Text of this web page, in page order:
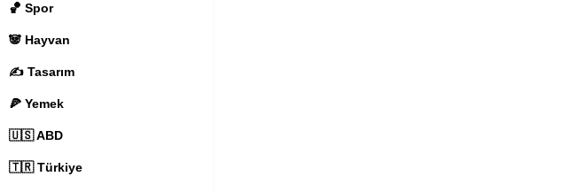
🏀 Spor
🐼 Hayvan
✍️ Tasarım
🍕 Yemek
🇺🇸 ABD
🇹🇷 Türkiye